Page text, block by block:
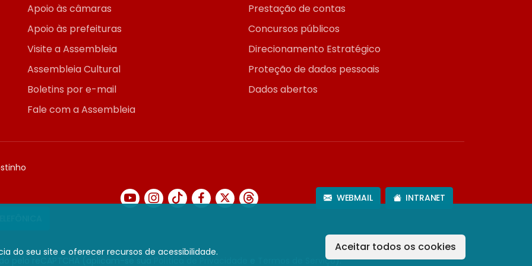
do seu site e oferecer recursos de acessibilidade.
Aceitar todos os cookies
Apoio às câmaras
Apoio às prefeituras
Visite a Assembleia
Assembleia Cultural
Boletins por e-mail
Fale com a Assembleia
Prestação de contas
Concursos públicos
Direcionamento Estratégico
Proteção de dados pessoais
Dados abertos
WEBMAIL INTRANET
pelo reCAPTCHA (aplicam-se sua Termos de Serviço).